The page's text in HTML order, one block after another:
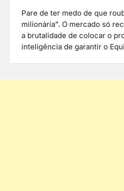
Pare de ter medo de que
milionária”. O mercado só
a brutalidade de colocar o
inteligência de garantir o